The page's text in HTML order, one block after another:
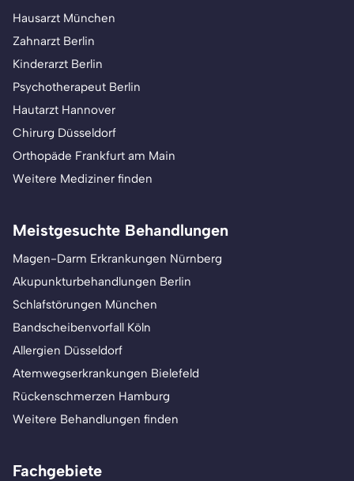
Hausarzt München
Zahnarzt Berlin
Kinderarzt Berlin
Psychotherapeut Berlin
Hautarzt Hannover
Chirurg Düsseldorf
Orthopäde Frankfurt am Main
Weitere Mediziner finden
Meistgesuchte Behandlungen
Magen-Darm Erkrankungen Nürnberg
Akupunkturbehandlungen Berlin
Schlafstörungen München
Bandscheibenvorfall Köln
Allergien Düsseldorf
Atemwegserkrankungen Bielefeld
Rückenschmerzen Hamburg
Weitere Behandlungen finden
Fachgebiete